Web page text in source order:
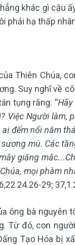
khác gì cậu
phải hạ thấp
Thiên Chúa,
Suy nghĩ về
tụng rằng: “Hãy
Việc Người làm,
đếm nổi năm
mù. Các
giăng
mọi phàm
29;
ông bà nguyên
Từ đó, con
Tạo Hóa bị